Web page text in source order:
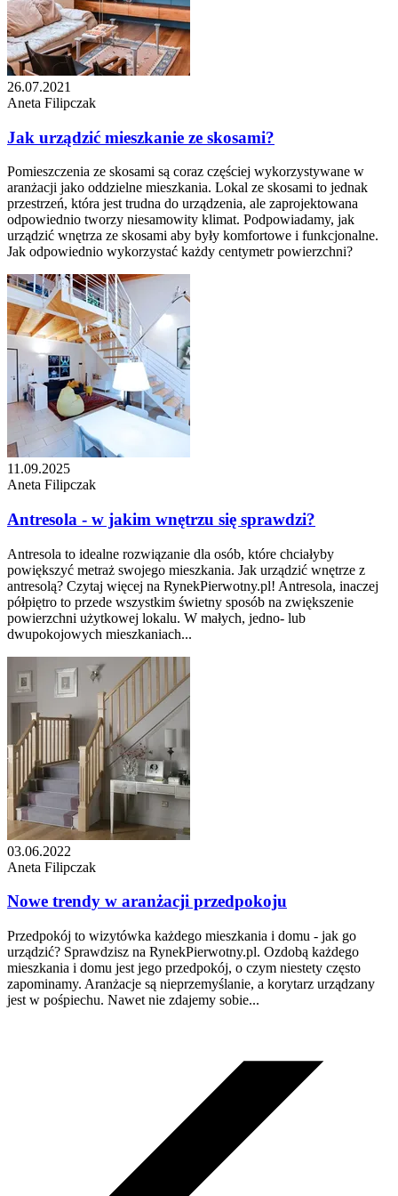
26.07.2021
Aneta Filipczak
Jak urządzić mieszkanie ze skosami?
Pomieszczenia ze skosami są coraz częściej wykorzystywane w
aranżacji jako oddzielne mieszkania. Lokal ze skosami to jednak
przestrzeń, która jest trudna do urządzenia, ale zaprojektowana
odpowiednio tworzy niesamowity klimat. Podpowiadamy, jak
urządzić wnętrza ze skosami aby były komfortowe i funkcjonalne.
Jak odpowiednio wykorzystać każdy centymetr powierzchni?
11.09.2025
Aneta Filipczak
Antresola - w jakim wnętrzu się sprawdzi?
Antresola to idealne rozwiązanie dla osób, które chciałyby
powiększyć metraż swojego mieszkania. Jak urządzić wnętrze z
antresolą? Czytaj więcej na RynekPierwotny.pl! Antresola, inaczej
półpiętro to przede wszystkim świetny sposób na zwiększenie
powierzchni użytkowej lokalu. W małych, jedno- lub
dwupokojowych mieszkaniach...
03.06.2022
Aneta Filipczak
Nowe trendy w aranżacji przedpokoju
Przedpokój to wizytówka każdego mieszkania i domu - jak go
urządzić? Sprawdzisz na RynekPierwotny.pl. Ozdobą każdego
mieszkania i domu jest jego przedpokój, o czym niestety często
zapominamy. Aranżacje są nieprzemyślanie, a korytarz urządzany
jest w pośpiechu. Nawet nie zdajemy sobie...